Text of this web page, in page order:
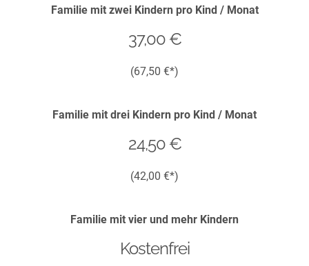
Familie mit zwei Kindern pro Kind / Monat
37,00 €
(67,50 €*)
Familie mit drei Kindern pro Kind / Monat
24,50 €
(42,00 €*)
Familie mit vier und mehr Kindern
Kostenfrei